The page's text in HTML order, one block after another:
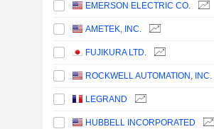
EMERSON ELECTRIC CO.
AMETEK, INC.
FUJIKURA LTD.
ROCKWELL AUTOMATION, INC.
LEGRAND
HUBBELL INCORPORATED